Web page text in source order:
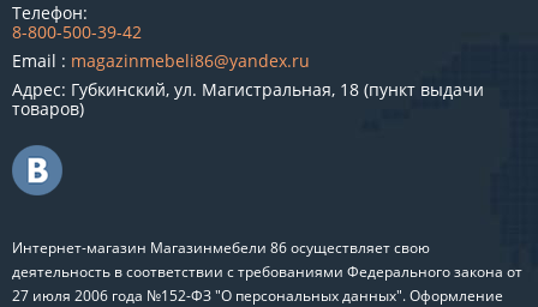
Телефон:
8-800-500-39-42
Email : magazinmebeli86@yandex.ru
Адрес: Губкинский, ул. Магистральная, 18 (пункт выдачи
товаров)
Интернет-магазин Магазинмебели 86 осуществляет свою
деятельность в соответствии с требованиями Федерального закона от
27 июля 2006 года №152-ФЗ "О персональных данных". Оформление